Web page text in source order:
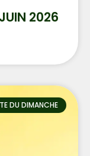
2026
DU DIMANCHE